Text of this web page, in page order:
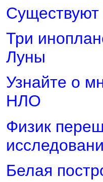
Три
Луны
Узнайте о
НЛО
Физик
Белая